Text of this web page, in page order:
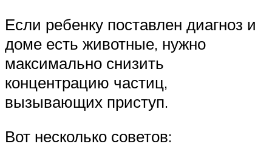
Если ребенку поставлен диагноз и
доме есть животные, нужно
максимально снизить
концентрацию частиц,
вызывающих приступ.
Вот несколько советов: